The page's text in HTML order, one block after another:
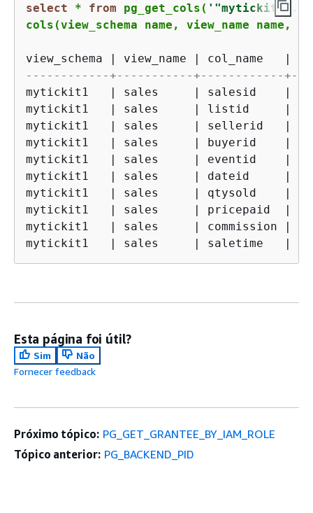
select * from pg_get_cols(
cols(view_schema name, view_name name,
view_schema | view_name | col_name |
------------+-----------+------------
mytickit1
| sales | salesid |
mytickit1
| sales | listid |
mytickit1
| sales | sellerid |
mytickit1
| sales | buyerid |
mytickit1
| sales | eventid |
mytickit1
| sales | dateid |
mytickit1
| sales | qtysold |
mytickit1
| sales | pricepaid |
mytickit1
| sales | commission |
mytickit1
| sales | saletime |
Esta página foi útil?
Sim
Não
Fornecer feedback
Próximo tópico: PG_GET_GRANTEE_BY_IAM_ROLE
Tópico anterior: PG_BACKEND_PID